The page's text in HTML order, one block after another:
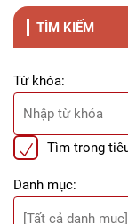
TÌM KIẾM
Từ khóa:
Tìm trong
Danh mục: